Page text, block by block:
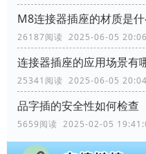
M8连接器插座的材质是什
26187阅读 2025-06-05
连接器插座的应用场景有
25341阅读 2025-06-05
品字插的安全性如何检查
5659阅读 2025-02-05